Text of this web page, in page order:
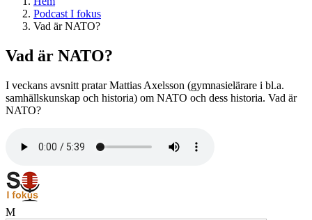
Podcast I fokus
Vad är NATO?
Vad är NATO?
I veckans avsnitt pratar Mattias Axelsson (gymnasielärare i bl.a.
samhällskunskap och historia) om NATO och dess historia. Vad är
NATO?
M